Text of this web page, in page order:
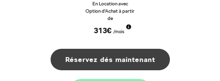
En Location avec
Option d'Achat à partir
de
313€ /mois
Réservez dés maintenant